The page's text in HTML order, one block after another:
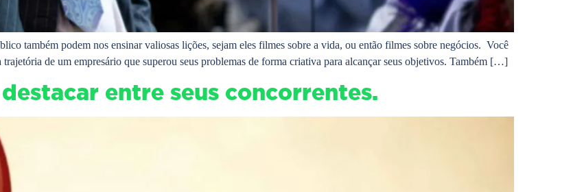
também podem nos ensinar valiosas lições, sejam eles filmes sobre a vida, ou então filmes sobre negócios. Você
de um empresário que superou seus problemas de forma criativa para alcançar seus objetivos. Também […]
entre seus concorrentes.